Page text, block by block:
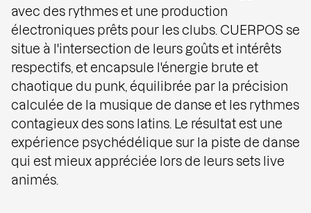
avec des rythmes et une production
électroniques prêts pour les clubs. CUERPOS se
situe à l'intersection de leurs goûts et intérêts
respectifs, et encapsule l'énergie brute et
chaotique du punk, équilibrée par la précision
calculée de la musique de danse et les rythmes
contagieux des sons latins. Le résultat est une
expérience psychédélique sur la piste de danse
qui est mieux appréciée lors de leurs sets live
animés.